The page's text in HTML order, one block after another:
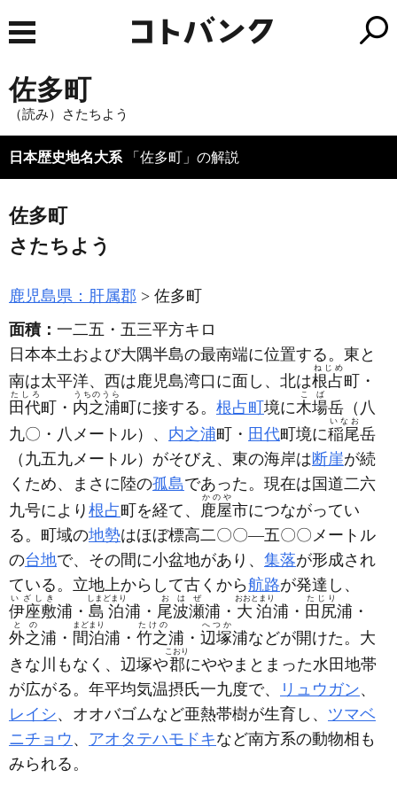
佐多町
（読み）さたちよう
日本歴史地名大系 「佐多町」の解説
佐多町
さたちよう
鹿児島県：肝属郡
佐多町
面積： 一二五・五三平方キロ
日本本土および大隅半島の最南端に位置する。東と
南は太平洋、西は鹿児島湾口に面し、北は根占
ねじめ
町・
田代
たしろ
町・ 内之浦
うちのうら
町に接する。 根占町 境に木場
こば
岳 （八
九〇・八メートル） 、 内之浦町・ 田代町境に稲尾
いなお
岳
（九五九メートル） がそびえ、東の海岸は断崖が続
くため、まさに陸の孤島であった。現在は国道二六
九号により 根占町を経て、 鹿屋
かのや
市につながってい
る。町域の地勢はほぼ標高二〇〇―五〇〇メートル
の台地で、その間に小盆地があり、 集落が形成され
ている。立地上からして古くから航路が発達し、
伊座敷
いざしき
浦・ 島泊
しまどまり
浦・ 尾波瀬
おはぜ
浦・ 大泊
おおとまり
浦・ 田尻
たじり
浦・
外之
との
浦・ 間泊
まどまり
浦・ 竹之
たけの
浦・ 辺塚
へつか
浦などが開けた。大
きな川もなく、辺塚や郡
こおり
にややまとまった水田地帯
が広がる。年平均気温摂氏一九度で、
リュウガン、
レイシ、オオバゴムなど亜熱帯樹が生育し、 ツマベ
ニチョウ 、 アオタテハモドキなど南方系の動物相も
みられる。